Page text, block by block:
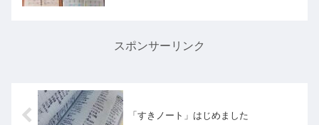
スポンサーリンク
「すきノート」はじめました